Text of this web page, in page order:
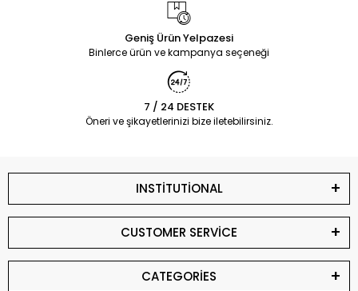
Geniş Ürün Yelpazesi
Binlerce ürün ve kampanya seçeneği
7 / 24 DESTEK
Öneri ve şikayetlerinizi bize iletebilirsiniz.
INSTİTUTİONAL
CUSTOMER SERVİCE
CATEGORİES